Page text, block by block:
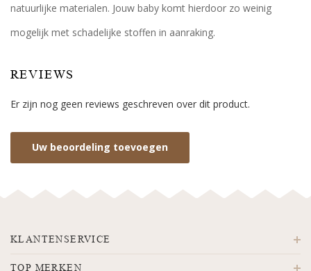
natuurlijke materialen. Jouw baby komt hierdoor zo weinig
mogelijk met schadelijke stoffen in aanraking.
REVIEWS
Er zijn nog geen reviews geschreven over dit product.
Uw beoordeling toevoegen
KLANTENSERVICE
TOP MERKEN